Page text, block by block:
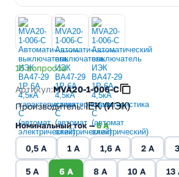
15 вопросов
Артикул:MVA20-1-006-C
Производитель:IEK (ИЭК)
Номинальный ток —6 A
0,5 A 1 A 1,6 A 2 A
5 A 6 A 8 A 10 A 13